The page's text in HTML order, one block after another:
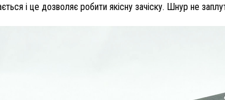
і це дозволяє робити якісну зачіску. Шнур не